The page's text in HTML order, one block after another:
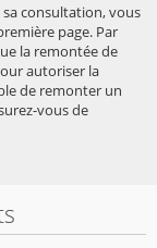
sa consultation, vous
page. Par
la remontée de
autoriser la
de remonter un
vous de